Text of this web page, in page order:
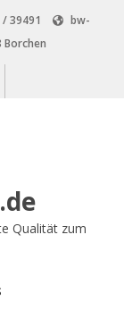
39491
bw-
Borchen
Qualität zum